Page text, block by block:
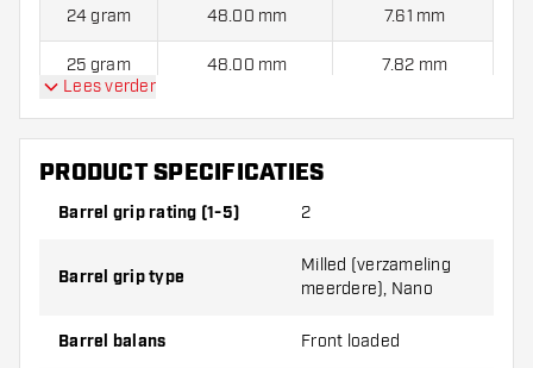
24 gram 48.00 mm 7.61 mm
25 gram 48.00 mm 7.82 mm
Bull's Bronzo Flux 90% dartpijlen worden standaard
geleverd met:3 Bull's Aluminium Shafts en 3 Bull's Bronzo
Flights.
Lees verder
PRODUCT SPECIFICATIES
Barrel grip rating (1-5) 2
Barrel grip type
Milled (verzameling
meerdere), Nano
Barrel balans Front loaded